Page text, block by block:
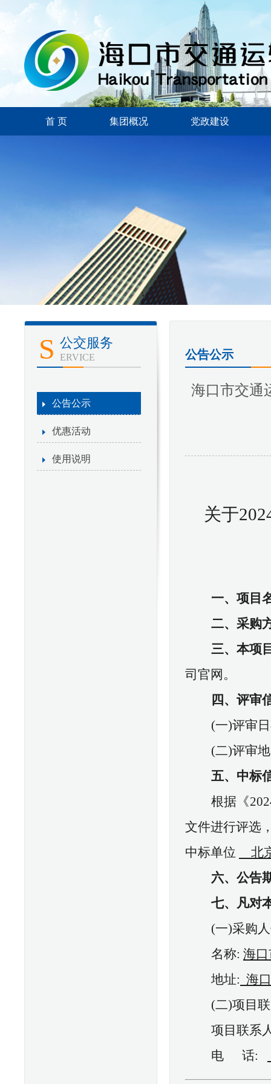
首 页 集团概况 党政建设
S 公交服务
ERVICE
公告公示
优惠活动
使用说明
公告公示
海口市交通
关于202
一、项目
二、采购
三、本项
司官网。
四、评审
(一)评审
(二)评审
五、中标
根据《202
文件进行评选
中标单位
北
六、公告
七、凡对
(一)采购
名称: 海
地址: 海
(二)项目
项目联系
电
话: